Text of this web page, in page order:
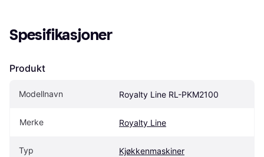
Spesifikasjoner
Produkt
Modellnavn Royalty Line RL-PKM2100
Merke Royalty Line
Typ Kjøkkenmaskiner